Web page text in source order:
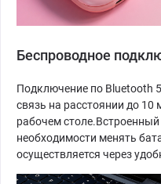
Беспроводное
Подключение по Bluetooth
связь на расстоянии до 10
рабочем
необходимости менять
осуществляется через